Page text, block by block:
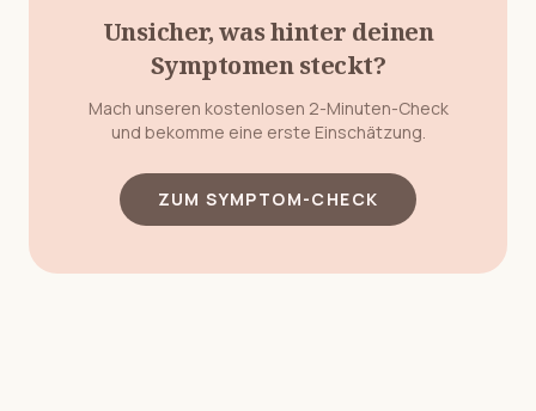
Unsicher, was hinter deinen
Symptomen steckt?
Mach unseren kostenlosen 2-Minuten-Check
und bekomme eine erste Einschätzung.
ZUM SYMPTOM-CHECK